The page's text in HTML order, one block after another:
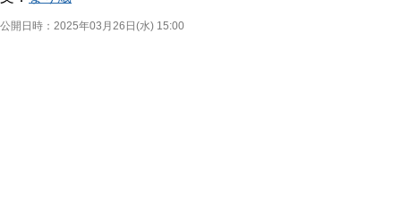
公開日時： 2025年03月26日(水) 15:00